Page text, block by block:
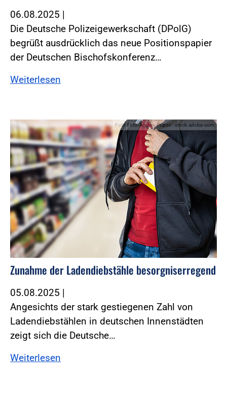
06.08.2025 |
Die Deutsche Polizeigewerkschaft (DPolG)
begrüßt ausdrücklich das neue Positionspapier
der Deutschen Bischofskonferenz…
Weiterlesen
Foto:Foto: Andrey Popov - stock.adobe.com
Zunahme der Ladendiebstähle besorgniserregend
05.08.2025 |
Angesichts der stark gestiegenen Zahl von
Ladendiebstählen in deutschen Innenstädten
zeigt sich die Deutsche…
Weiterlesen